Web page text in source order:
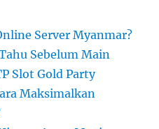
Server Myanmar?
Sebelum Main
Slot Gold Party
Maksimalkan